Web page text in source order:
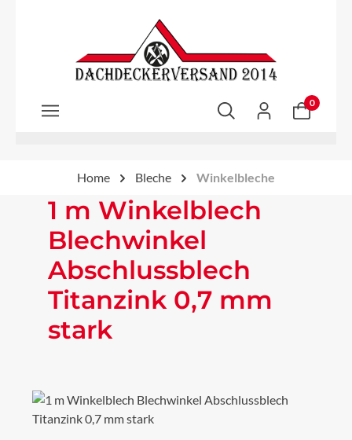
Zum Hauptinhalt springen
0
Home Bleche Winkelbleche
1 m Winkelblech
Blechwinkel
Abschlussblech
Titanzink 0,7 mm
stark
Bildergalerie überspringen